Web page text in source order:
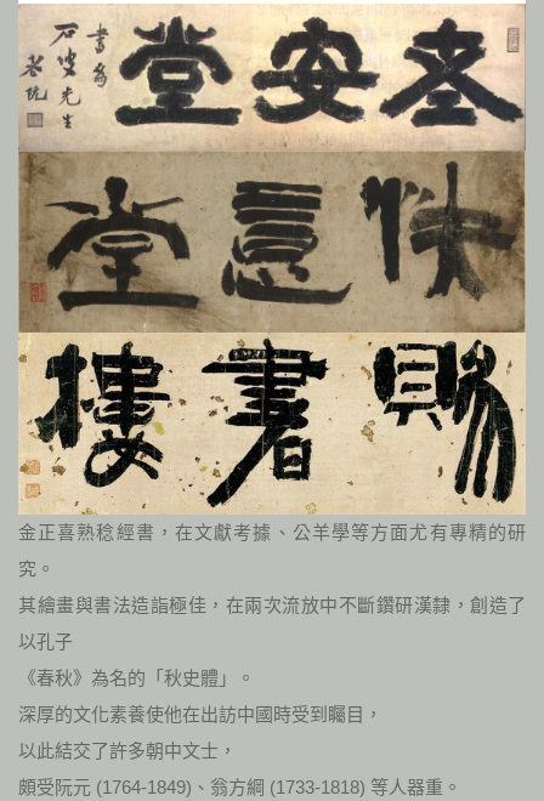
金正喜熟稔經書，在文獻考據、公羊學等方面尤有專精的研
究。
其繪畫與書法造詣極佳，在兩次流放中不斷鑽研漢隸，創造了
以孔子
《春秋》為名的「秋史體」。
深厚的文化素養使他在出訪中國時受到矚目，
以此結交了許多朝中文士，
頗受阮元 (1764-1849)、翁方綱 (1733-1818) 等人器重。